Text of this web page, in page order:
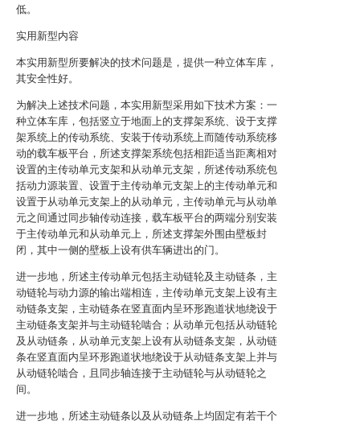
低。
实用新型内容
本实用新型所要解决的技术问题是，提供一种立体车库，
其安全性好。
为解决上述技术问题，本实用新型采用如下技术方案：一
种立体车库，包括竖立于地面上的支撑架系统、设于支撑
架系统上的传动系统、安装于传动系统上而随传动系统移
动的载车板平台，所述支撑架系统包括相距适当距离相对
设置的主传动单元支架和从动单元支架，所述传动系统包
括动力源装置、设置于主传动单元支架上的主传动单元和
设置于从动单元支架上的从动单元，主传动单元与从动单
元之间通过同步轴传动连接，载车板平台的两端分别安装
于主传动单元和从动单元上，所述支撑架外围由壁板封
闭，其中一侧的壁板上设有供车辆进出的门。
进一步地，所述主传动单元包括主动链轮及主动链条，主
动链轮与动力源的输出端相连，主传动单元支架上设有主
动链条支架，主动链条在竖直面内呈环形跑道状地绕设于
主动链条支架并与主动链轮啮合；从动单元包括从动链轮
及从动链条，从动单元支架上设有从动链条支架，从动链
条在竖直面内呈环形跑道状地绕设于从动链条支架上并与
从动链轮啮合，且同步轴连接于主动链轮与从动链轮之
间。
进一步地，所述主动链条以及从动链条上均固定有若干个